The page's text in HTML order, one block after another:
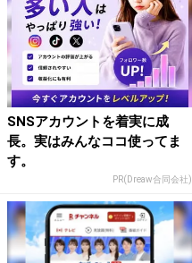
SNSアカウントを着実に成
長。実はみんなココ使ってま
す。
PR(Dreaw合同会社)